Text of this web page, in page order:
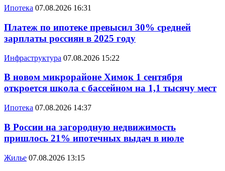
Ипотека 07.08.2026 16:31
Платеж по ипотеке превысил 30% средней
зарплаты россиян в 2025 году
Инфраструктура 07.08.2026 15:22
В новом микрорайоне Химок 1 сентября
откроется школа с бассейном на 1,1 тысячу мест
Ипотека 07.08.2026 14:37
В России на загородную недвижимость
пришлось 21% ипотечных выдач в июле
Жилье 07.08.2026 13:15